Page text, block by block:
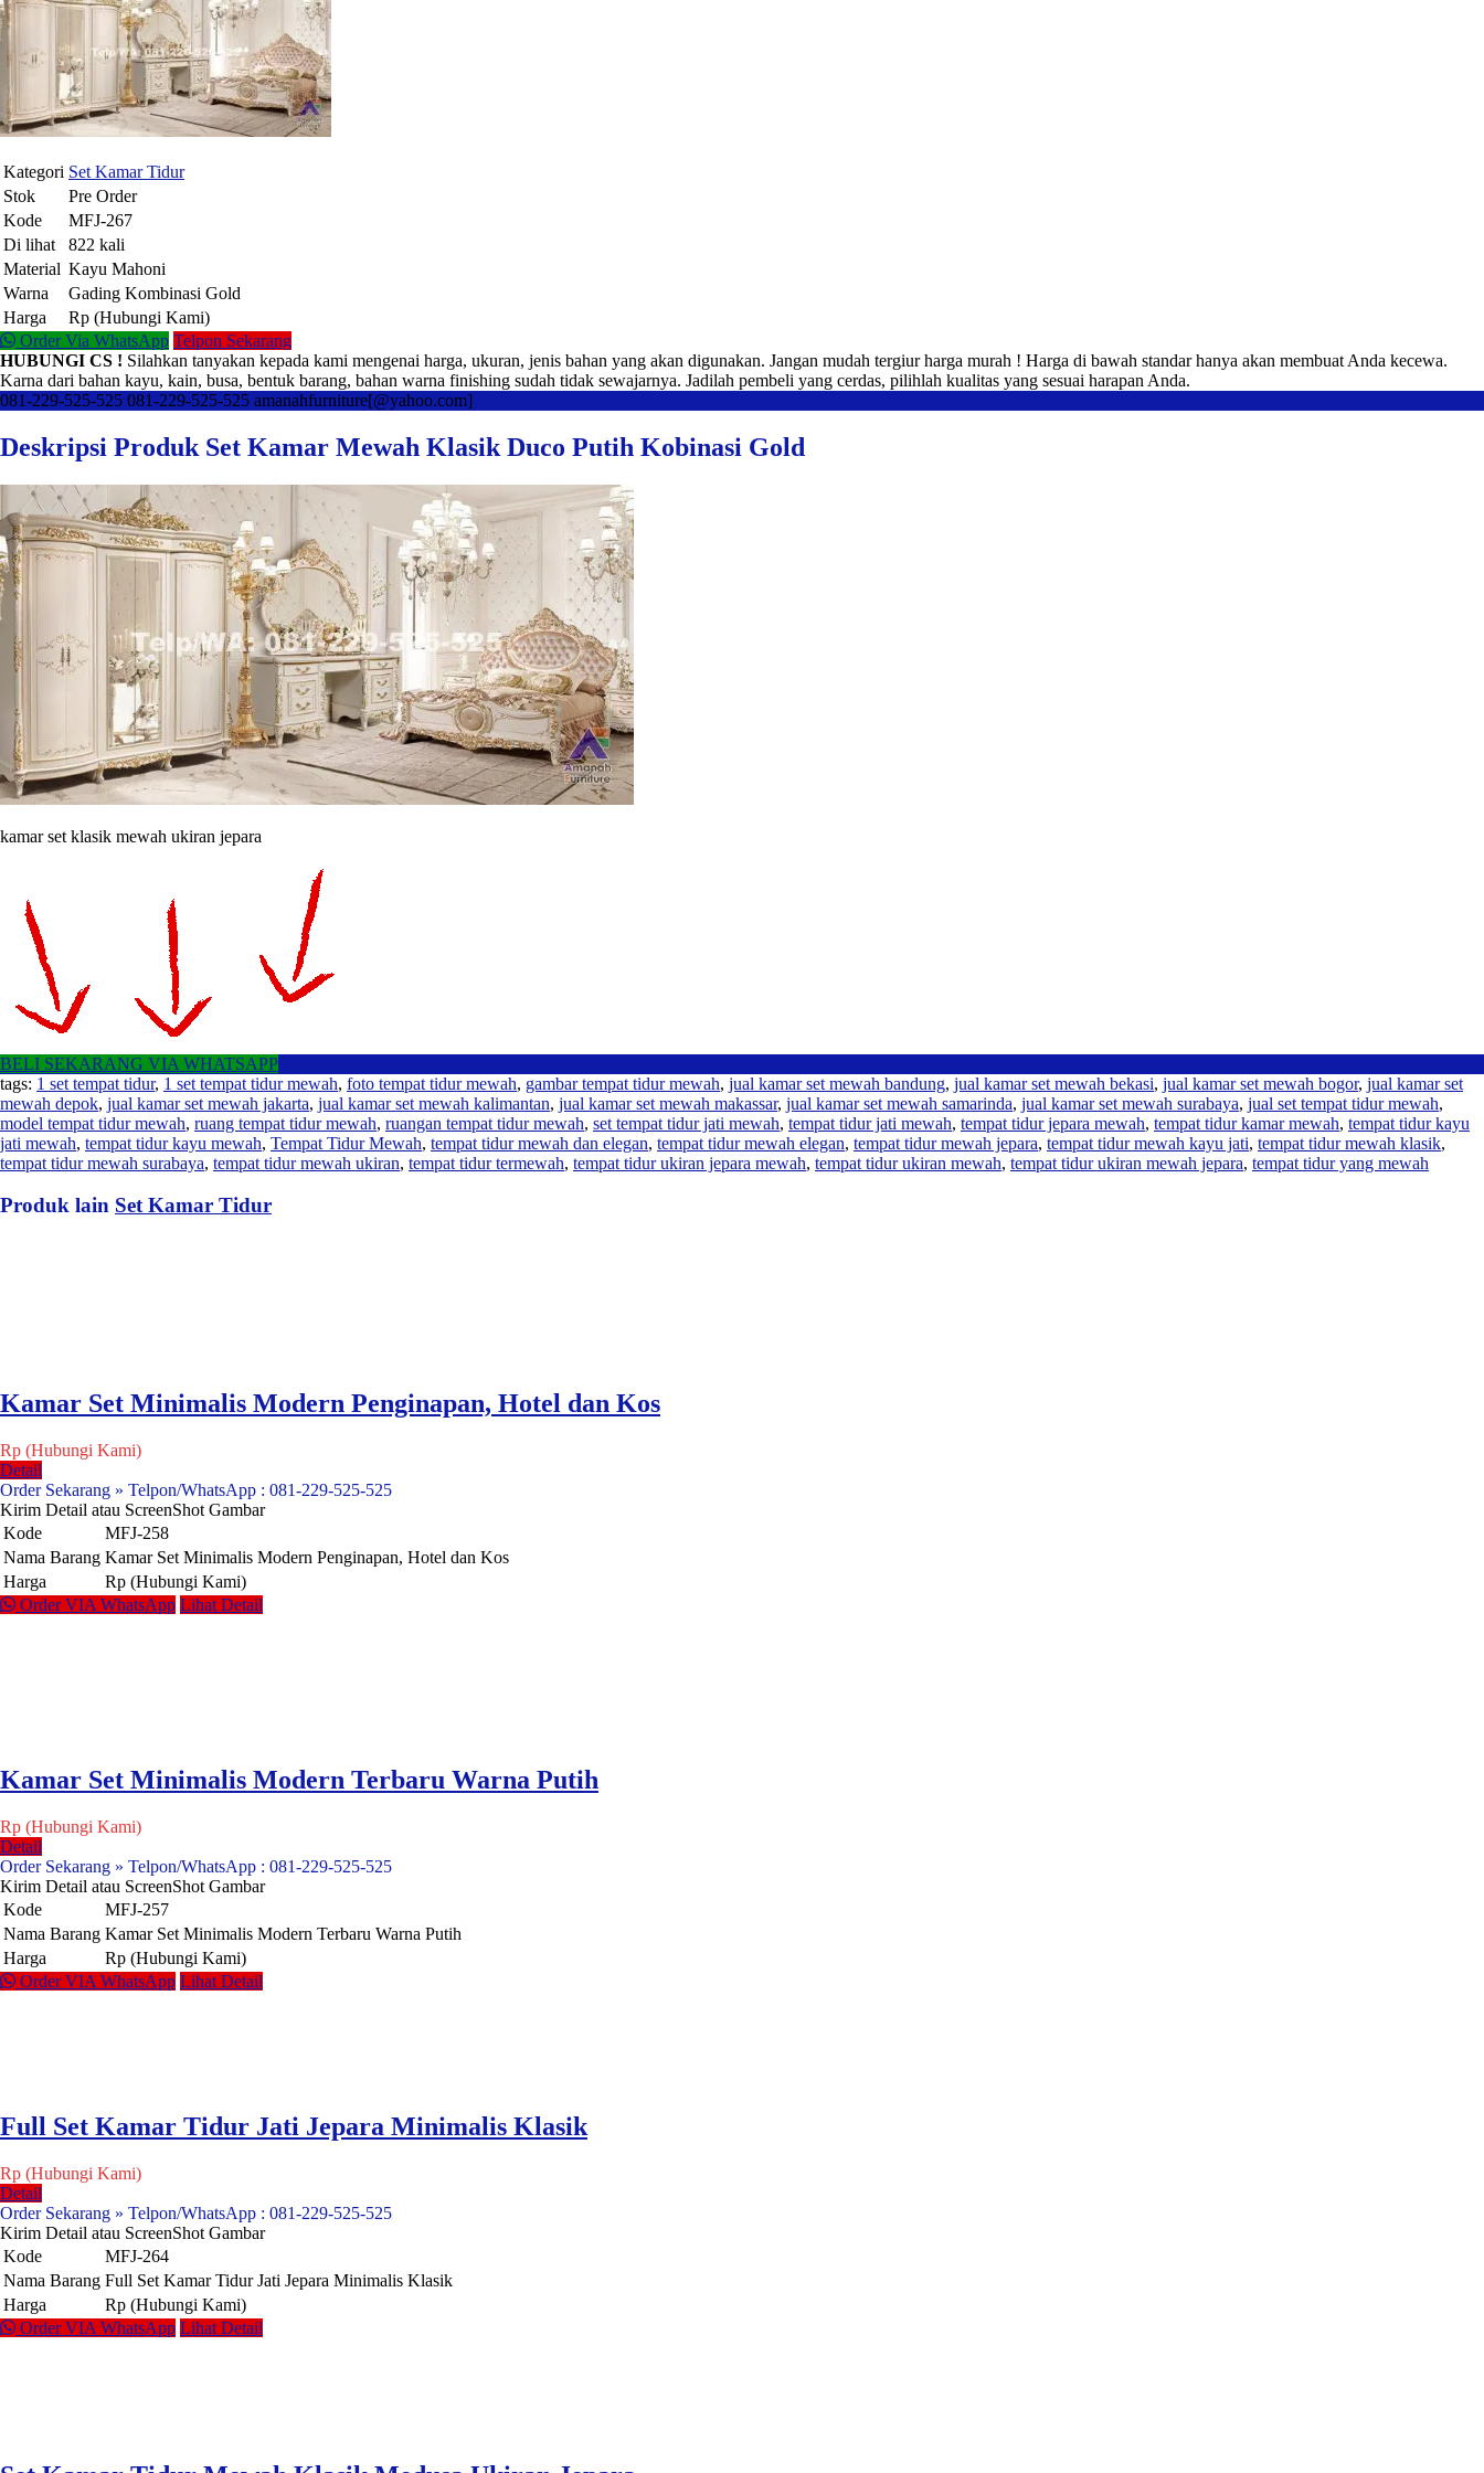
Kategori Set Kamar Tidur
Stok
Pre Order
Kode
MFJ-267
Di lihat
822 kali
Material Kayu Mahoni
Warna
Gading Kombinasi Gold
Harga
Rp (Hubungi Kami)
Order Via WhatsApp Telpon Sekarang
HUBUNGI CS ! Silahkan tanyakan kepada kami mengenai harga, ukuran, jenis bahan yang akan digunakan. Jangan mudah tergiur harga murah ! Harga di bawah standar hanya akan membuat Anda kecewa.
Karna dari bahan kayu, kain, busa, bentuk barang, bahan warna finishing sudah tidak sewajarnya. Jadilah pembeli yang cerdas, pilihlah kualitas yang sesuai harapan Anda.
081-229-525-525 081-229-525-525 amanahfurniture[@yahoo.com]
Deskripsi Produk Set Kamar Mewah Klasik Duco Putih Kobinasi Gold
kamar set klasik mewah ukiran jepara
BELI SEKARANG VIA WHATSAPP
tags: 1 set tempat tidur, 1 set tempat tidur mewah, foto tempat tidur mewah, gambar tempat tidur mewah, jual kamar set mewah bandung, jual kamar set mewah bekasi, jual kamar set mewah bogor, jual kamar set
mewah depok, jual kamar set mewah jakarta, jual kamar set mewah kalimantan, jual kamar set mewah makassar, jual kamar set mewah samarinda, jual kamar set mewah surabaya, jual set tempat tidur mewah,
model tempat tidur mewah, ruang tempat tidur mewah, ruangan tempat tidur mewah, set tempat tidur jati mewah, tempat tidur jati mewah, tempat tidur jepara mewah, tempat tidur kamar mewah, tempat tidur kayu
jati mewah, tempat tidur kayu mewah, Tempat Tidur Mewah, tempat tidur mewah dan elegan, tempat tidur mewah elegan, tempat tidur mewah jepara, tempat tidur mewah kayu jati, tempat tidur mewah klasik,
tempat tidur mewah surabaya, tempat tidur mewah ukiran, tempat tidur termewah, tempat tidur ukiran jepara mewah, tempat tidur ukiran mewah, tempat tidur ukiran mewah jepara, tempat tidur yang mewah
Produk lain Set Kamar Tidur
Kamar Set Minimalis Modern Penginapan, Hotel dan Kos
Rp (Hubungi Kami)
Detail
Order Sekarang » Telpon/WhatsApp : 081-229-525-525
Kirim Detail atau ScreenShot Gambar
Kode
MFJ-258
Nama Barang Kamar Set Minimalis Modern Penginapan, Hotel dan Kos
Harga
Rp (Hubungi Kami)
Order VIA WhatsApp Lihat Detail
Kamar Set Minimalis Modern Terbaru Warna Putih
Rp (Hubungi Kami)
Detail
Order Sekarang » Telpon/WhatsApp : 081-229-525-525
Kirim Detail atau ScreenShot Gambar
Kode
MFJ-257
Nama Barang Kamar Set Minimalis Modern Terbaru Warna Putih
Harga
Rp (Hubungi Kami)
Order VIA WhatsApp Lihat Detail
Full Set Kamar Tidur Jati Jepara Minimalis Klasik
Rp (Hubungi Kami)
Detail
Order Sekarang » Telpon/WhatsApp : 081-229-525-525
Kirim Detail atau ScreenShot Gambar
Kode
MFJ-264
Nama Barang Full Set Kamar Tidur Jati Jepara Minimalis Klasik
Harga
Rp (Hubungi Kami)
Order VIA WhatsApp Lihat Detail